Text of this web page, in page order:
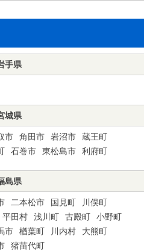
手県
城県
市 角田市 岩沼市
蔵王町
石巻市 東松島市 利府町
島県
二本松市 国見町
川俣町
平田村 浅川町 古殿町
小野町
市 楢葉町 川内村
大熊町
猪苗代町